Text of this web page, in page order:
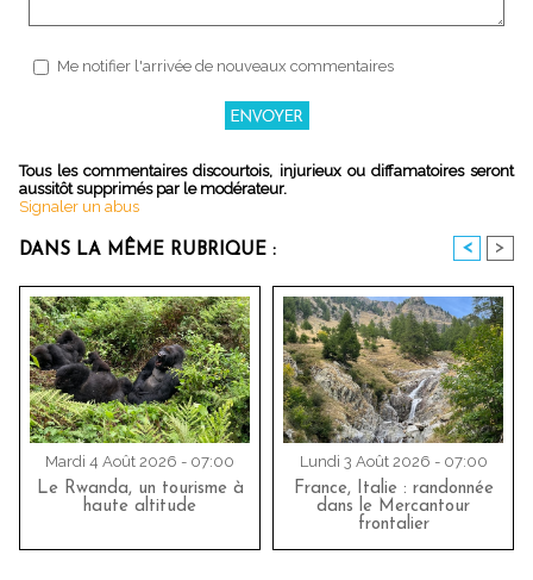
Me notifier l'arrivée de nouveaux commentaires
Tous les commentaires discourtois, injurieux ou diffamatoires seront
aussitôt supprimés par le modérateur.
Signaler un abus
DANS LA MÊME RUBRIQUE : < >
Mardi 4 Août 2026 - 07:00
Le Rwanda, un tourisme à
haute altitude
Lundi 3 Août 2026 - 07:00
France, Italie : randonnée
dans le Mercantour
frontalier